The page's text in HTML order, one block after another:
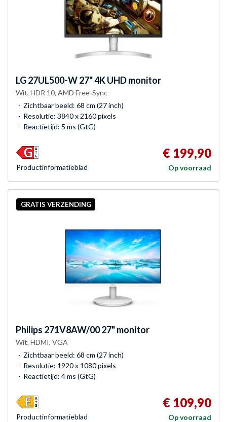
LG27UL500-W 27" 4K UHD monitor
Wit, HDR 10, AMD Free-Sync
Zichtbaar beeld: 68 cm (27 inch)
Resolutie: 3840 x 2160 pixels
Reactietijd: 5 ms (GtG)
€ 199,90
Op voorraad
Product­informatieblad
GRATIS VERZENDING
Philips 271V8AW/00 27" monitor
Wit, HDMI, VGA
Zichtbaar beeld: 68 cm (27 inch)
Resolutie: 1920 x 1080 pixels
Reactietijd: 4 ms (GtG)
€ 109,90
Op voorraad
Product­informatieblad